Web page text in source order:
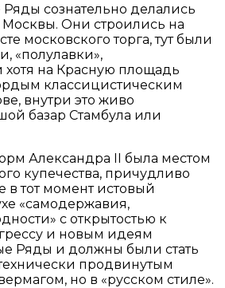
сознательно делались
Они строились на
московского торга, тут были
«полулавки»,
хотя на Красную площадь
классицистическим
внутри это живо
базар Стамбула или
Александра II была местом
купечества, причудливо
в тот момент истовый
«самодержавия,
с открытостью к
и новым идеям
Ряды и должны были стать
продвинутым
но в «русском стиле».